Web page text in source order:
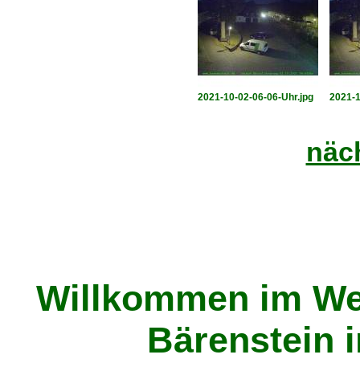
2021-10-02-06-06-Uhr.jpg 2021-
Willkommen im
Bärenstein